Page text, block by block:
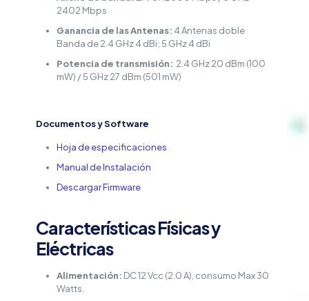
2402 Mbps
Ganancia de las Antenas: 4 Antenas doble
Banda de 2.4 GHz 4 dBi; 5 GHz 4 dBi
Potencia de transmisión: 2.4 GHz 20 dBm (100
mW) / 5 GHz 27 dBm (501 mW)
Documentos y Software
Hoja de especificaciones
Manual de Instalación
Descargar Firmware
Características Físicas y
Eléctricas
Alimentación: DC 12 Vcc (2.0 A), consumo Max 30
Watts.